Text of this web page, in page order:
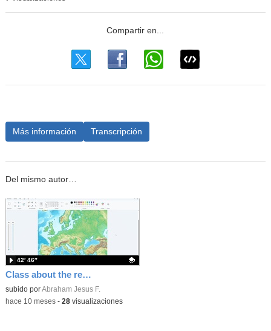
Más información Transcripción
Del mismo autor…
Class about the relief of Europe
Contenido educativo.
subido porAbraham Jesus F.
42′ 46″
-hace 10 meses- 28visualizaciones